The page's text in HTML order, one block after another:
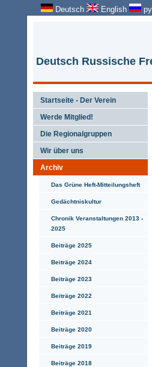
Deutsch English
Deutsch Russische
Startseite - Der Verein
Werde Mitglied!
Die Regionalgruppen
Wir über uns
Archiv
Das Grüne Heft-Mitteilungsheft
Gedächtniskultur
Chronik Veranstaltungen 2013 -
2025
Beiträge 2025
Beiträge 2024
Beiträge 2023
Beiträge 2022
Beiträge 2021
Beiträge 2020
Beiträge 2019
Beiträge 2018